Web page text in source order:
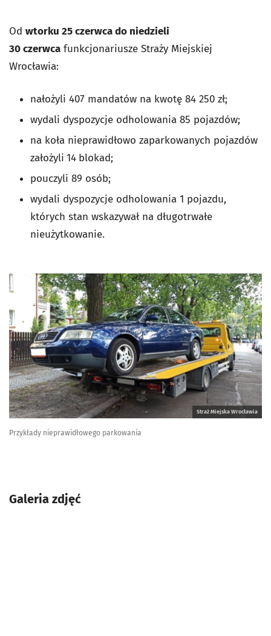
Od wtorku 25 czerwca do niedzieli
30 czerwca funkcjonariusze Straży Miejskiej
Wrocławia:
nałożyli 407 mandatów na kwotę 84 250 zł;
wydali dyspozycje odholowania 85 pojazdów;
na koła nieprawidłowo zaparkowanych pojazdów
założyli 14 blokad;
pouczyli 89 osób;
wydali dyspozycje odholowania 1 pojazdu,
których stan wskazywał na długotrwałe
nieużytkowanie.
Straż Miejska Wrocławia
Przykłady nieprawidłowego parkowania
Galeria zdjęć